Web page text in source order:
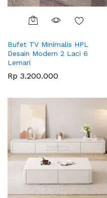
Bufet TV Minimalis HPL
Desain Modern 2 Laci 6
Lemari
Rp 3.200.000